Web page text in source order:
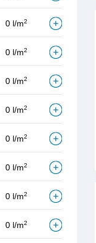
0 l/m2
0 l/m2
0 l/m2
0 l/m2
0 l/m2
0 l/m2
0 l/m2
0 l/m2